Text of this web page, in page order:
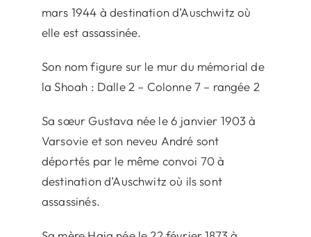
mars 1944 à destination d’Auschwitz où
elle est assassinée.
Son nom figure sur le mur du mémorial de
la Shoah : Dalle 2 – Colonne 7 – rangée 2
Sa sœur Gustava née le 6 janvier 1903 à
Varsovie et son neveu André sont
déportés par le même convoi 70 à
destination d’Auschwitz où ils sont
assassinés.